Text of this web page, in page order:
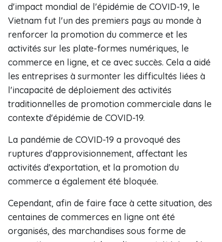
d'impact mondial de l'épidémie de COVID-19, le
Vietnam fut l'un des premiers pays au monde à
renforcer la promotion du commerce et les
activités sur les plate-formes numériques, le
commerce en ligne, et ce avec succès. Cela a aidé
les entreprises à surmonter les difficultés liées à
l'incapacité de déploiement des activités
traditionnelles de promotion commerciale dans le
contexte d'épidémie de COVID-19.
La pandémie de COVID-19 a provoqué des
ruptures d'approvisionnement, affectant les
activités d'exportation, et la promotion du
commerce a également été bloquée.
Cependant, afin de faire face à cette situation, des
centaines de commerces en ligne ont été
organisés, des marchandises sous forme de